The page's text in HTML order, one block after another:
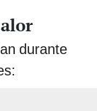
durante